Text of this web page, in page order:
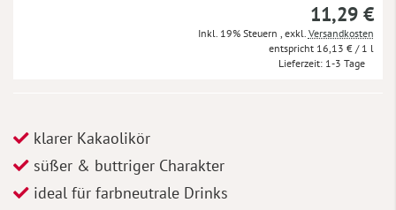
11,29 €
Inkl. 19% Steuern exkl. Versandkosten
16,13 € / 1 l
Lieferzeit 1-3 Tage
klarer Kakaolikör
süßer & buttriger Charakter
ideal für farbneutrale Drinks